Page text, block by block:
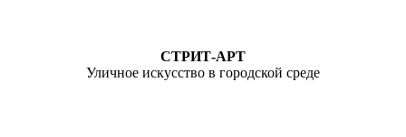
СТРИТ-АРТ
Уличное искусство в городской среде